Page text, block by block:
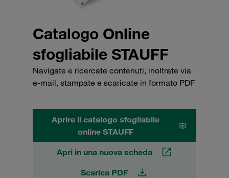
Catalogo Online
sfogliabile STAUFF
Navigate e ricercate contenuti, inoltrate via
e-mail, stampate e scaricate in formato PDF
Aprire il catalogo sfogliabile
online STAUFF
Apri in una nuova scheda
Scarica PDF